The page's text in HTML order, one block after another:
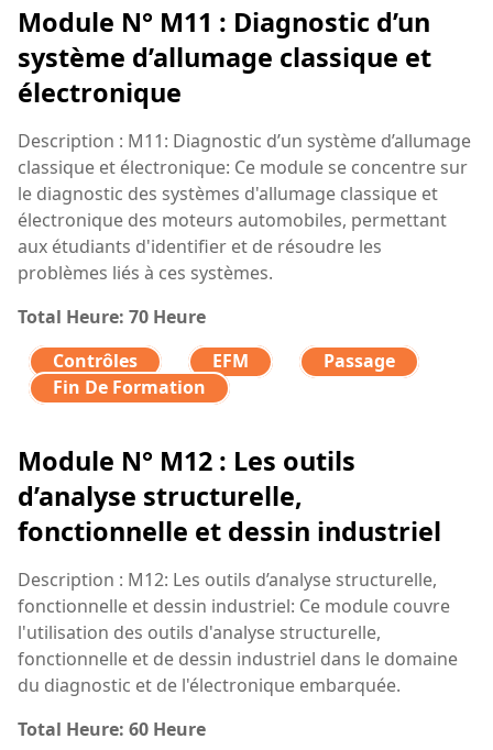
Module N° M11 : Diagnostic d’un
système d’allumage classique et
électronique
Description : M11: Diagnostic d’un système d’allumage
classique et électronique: Ce module se concentre sur
le diagnostic des systèmes d'allumage classique et
électronique des moteurs automobiles, permettant
aux étudiants d'identifier et de résoudre les
problèmes liés à ces systèmes.
Total Heure: 70 Heure
Contrôles
EFM
Passage
Fin De Formation
Module N° M12 : Les outils
d’analyse structurelle,
fonctionnelle et dessin industriel
Description : M12: Les outils d’analyse structurelle,
fonctionnelle et dessin industriel: Ce module couvre
l'utilisation des outils d'analyse structurelle,
fonctionnelle et de dessin industriel dans le domaine
du diagnostic et de l'électronique embarquée.
Total Heure: 60 Heure